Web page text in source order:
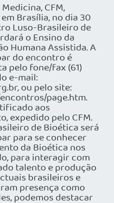
CFM,
Brasília, no dia 30
Luso-Brasileiro de
o Ensino da
Humana Assistida. A
do encontro é
pelo fone/fax (61)
e-mail:
ou pelo site:
page.htm.
aos
expedido pelo CFM.
de Bioética será
para se conhecer
da Bioética nos
para interagir com
talento e produção
brasileiros e
presença como
podemos destacar